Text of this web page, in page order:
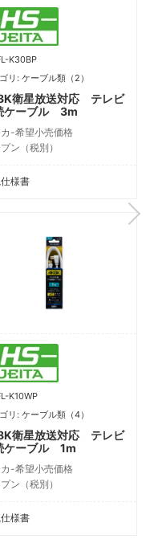
K30BP
リ: ケーブル類（2）
衛星放送対応 テレビ
ケーブル 3m
カ-希望小売価格
ン（税別）
様書
K10WP
リ: ケーブル類（4）
衛星放送対応 テレビ
ケーブル 1m
カ-希望小売価格
ン（税別）
様書